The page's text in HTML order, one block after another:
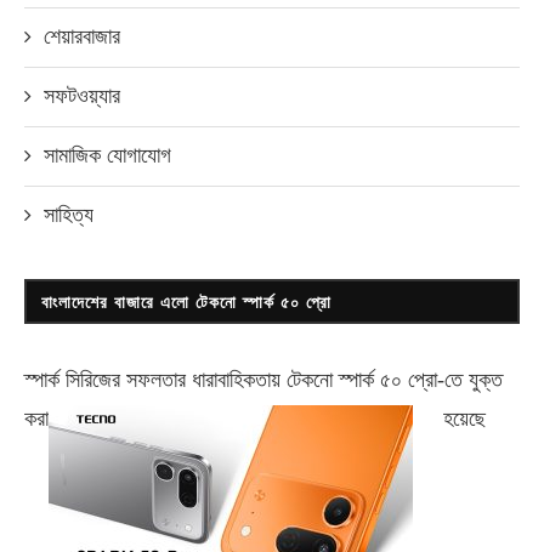
শেয়ারবাজার
সফটওয়্যার
সামাজিক যোগাযোগ
সাহিত্য
বাংলাদেশের বাজারে এলো টেকনো স্পার্ক ৫০ প্রো
স্পার্ক সিরিজের সফলতার ধারাবাহিকতায় টেকনোস্পার্ক ৫০ প্রো-তে যুক্ত
করা
হয়েছে